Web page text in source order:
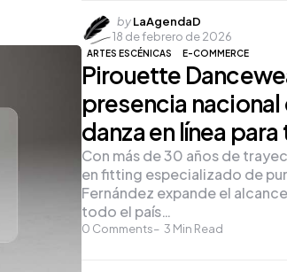
Posted
by
by LaAgendaD
18 de febrero de 2026
ARTES ESCÉNICAS E-COMMERCE
Pirouette
presencia
danza en línea
0 Comments 3 Min Read
Con más de 30 años de
en fitting especializado de
Fernández expande el
todo el país…